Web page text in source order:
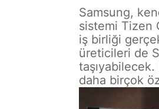
Samsung,
sistemi Tizen
iş birliği
üreticileri de
daha birçok